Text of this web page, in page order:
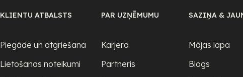
KLIENTU ATBALSTS
Piegāde un atgriešana
Lietošanas noteikumi
PAR UZŅĒMUMU
Karjera
Partneris
SAZIŅA &
Mājas lapa
Blogs